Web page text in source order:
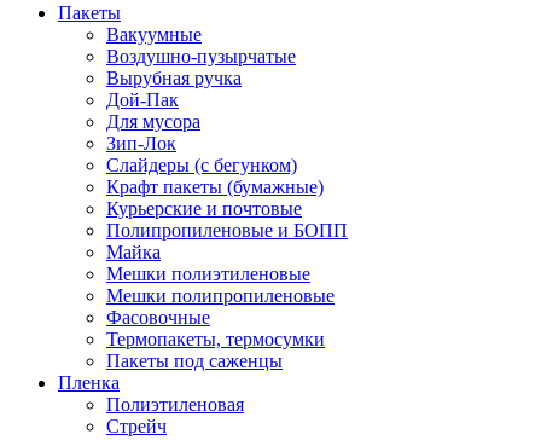
Пакеты
Вакуумные
Воздушно-пузырчатые
Вырубная ручка
Дой-Пак
Для мусора
Зип-Лок
Слайдеры (с бегунком)
Крафт пакеты (бумажные)
Курьерские и почтовые
Полипропиленовые и БОПП
Майка
Мешки полиэтиленовые
Мешки полипропиленовые
Фасовочные
Термопакеты, термосумки
Пакеты под саженцы
Пленка
Полиэтиленовая
Стрейч